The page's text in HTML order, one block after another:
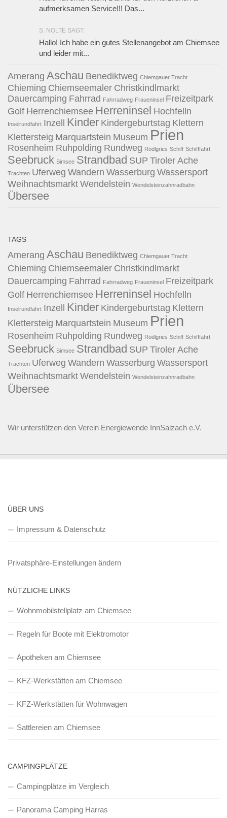
aufmerksamen Service!!! Das...
S. NOLTE SAGT:
Hallo! Ich habe ein gutes Stellenangebot am Chiemsee
und leider mit...
Amerang Aschau Benediktweg Chiemgauer Tracht
Chieming Chiemseemaler Christkindlmarkt
Dauercamping Fahrrad Fahrradweg Fraueninsel Freizeitpark
Golf Herrenchiemsee Herreninsel Hochfelln
Inselrundfahrt Inzell Kinder Kindergeburtstag Klettern
Klettersteig Marquartstein Museum Prien
Rosenheim Ruhpolding Rundweg Rödlgries Schiff Schifffahrt
Seebruck Simsee Strandbad SUP Tiroler Ache
Trachten Uferweg Wandern Wasserburg Wassersport
Weihnachtsmarkt Wendelstein Wendelsteinzahnradbahn
Übersee
TAGS
Amerang Aschau Benediktweg Chiemgauer Tracht
Chieming Chiemseemaler Christkindlmarkt
Dauercamping Fahrrad Fahrradweg Fraueninsel Freizeitpark
Golf Herrenchiemsee Herreninsel Hochfelln
Inselrundfahrt Inzell Kinder Kindergeburtstag Klettern
Klettersteig Marquartstein Museum Prien
Rosenheim Ruhpolding Rundweg Rödlgries Schiff Schifffahrt
Seebruck Simsee Strandbad SUP Tiroler Ache
Trachten Uferweg Wandern Wasserburg Wassersport
Weihnachtsmarkt Wendelstein Wendelsteinzahnradbahn
Übersee
Wir unterstützen den Verein Energiewende InnSalzach e.V.
ÜBER UNS
Impressum & Datenschutz
Privatsphäre-Einstellungen ändern
NÜTZLICHE LINKS
Wohnmobilstellplatz am Chiemsee
Regeln für Boote mit Elektromotor
Apotheken am Chiemsee
KFZ-Werkstätten am Chiemsee
KFZ-Werkstätten für Wohnwagen
Sattlereien am Chiemsee
CAMPINGPLÄTZE
Campingplätze im Vergleich
Panorama Camping Harras